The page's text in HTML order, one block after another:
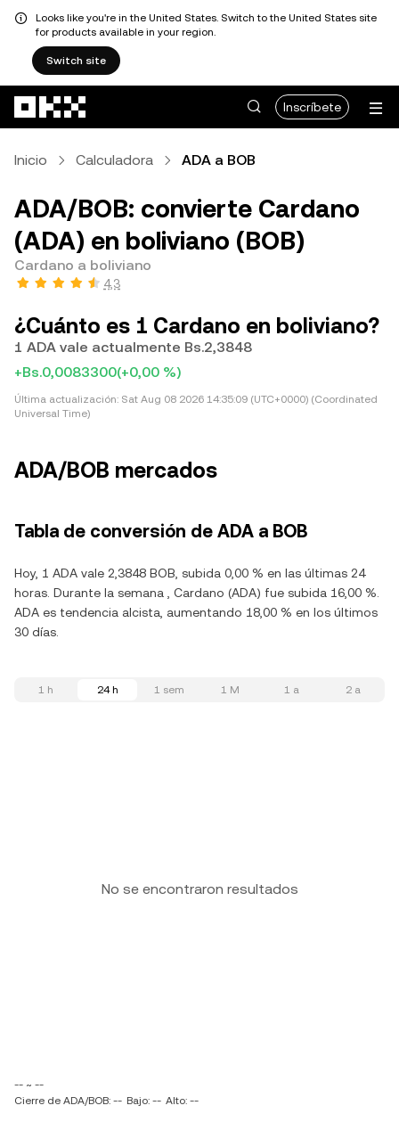
Looks like you're in the United States. Switch to the United States site
for products available in your region.
Switch site
Inscríbete
Inicio Calculadora ADA a BOB
ADA/BOB: convierte Cardano
(ADA) en boliviano (BOB)
Cardano a boliviano
4,3
¿Cuánto es 1 Cardano en boliviano?
1 ADA vale actualmente Bs.2,3848
+Bs.0,0083300(+0,00 %)
Última actualización: Sat Aug 08 2026 14:35:09 (UTC+0000) (Coordinated
Universal Time)
ADA/BOB mercados
Tabla de conversión de ADA a BOB
Hoy, 1 ADA vale 2,3848 BOB, subida 0,00 % en las últimas 24
horas. Durante la semana , Cardano (ADA) fue subida 16,00 %.
ADA es tendencia alcista, aumentando 18,00 % en los últimos
30 días.
1 h 24 h 1 sem 1 M 1 a 2 a
No se encontraron resultados
-- ~ --
Cierre de ADA/BOB: -- Bajo: -- Alto: --